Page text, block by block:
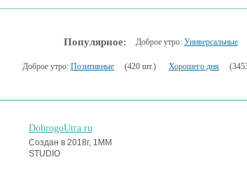
Популярное: Доброе утро: Универсальные
Доброе утро: Позитивные (420 шт.) Хорошего дня
DobrogoUtra.ru
Создан в 2018г, 1MM
STUDIO